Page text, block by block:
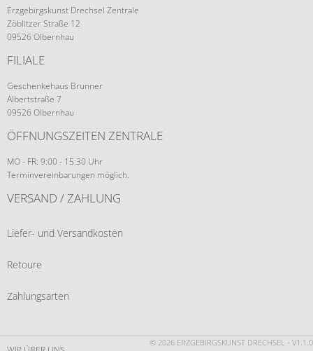
Erzgebirgskunst Drechsel Zentrale
Zöblitzer Straße 12
09526 Olbernhau
FILIALE
Geschenkehaus Brunner
Albertstraße 7
09526 Olbernhau
ÖFFNUNGSZEITEN ZENTRALE
MO - FR: 9:00 - 15:30 Uhr
Terminvereinbarungen möglich.
VERSAND / ZAHLUNG
Liefer- und Versandkosten
Retoure
Zahlungsarten
© 2026 ERZGEBIRGSKUNST DRECHSEL - V1.1.0